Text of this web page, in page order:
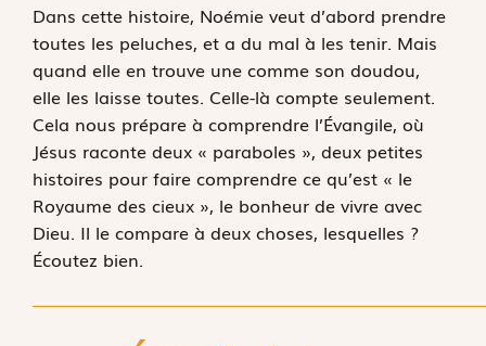
Dans cette histoire, Noémie veut d’abord prendre
toutes les peluches, et a du mal à les tenir. Mais
quand elle en trouve une comme son doudou,
elle les laisse toutes. Celle-là compte seulement.
Cela nous prépare à comprendre l’Évangile, où
Jésus raconte deux « paraboles », deux petites
histoires pour faire comprendre ce qu’est « le
Royaume des cieux », le bonheur de vivre avec
Dieu. Il le compare à deux choses, lesquelles ?
Écoutez bien.